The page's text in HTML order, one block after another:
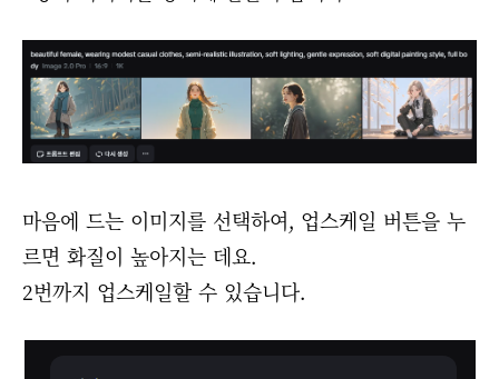
마음에 드는 이미지를 선택하여, 업스케일 버튼을 누
르면 화질이 높아지는 데요.
2번까지 업스케일할 수 있습니다.